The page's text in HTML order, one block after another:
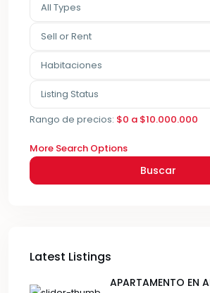
All Types
Sell or Rent
Habitaciones
Listing Status
Rango de precios: $0 a $10.000.000
More Search Options
Buscar
Latest Listings
APARTAMENTO EN